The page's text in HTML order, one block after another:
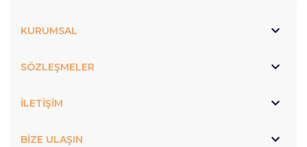
KURUMSAL
SÖZLEŞMELER
İLETİŞİM
BİZE ULAŞIN